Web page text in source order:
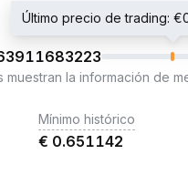
Último precio de trading:
muestran la información de
Mínimo histórico
€ 0.651142